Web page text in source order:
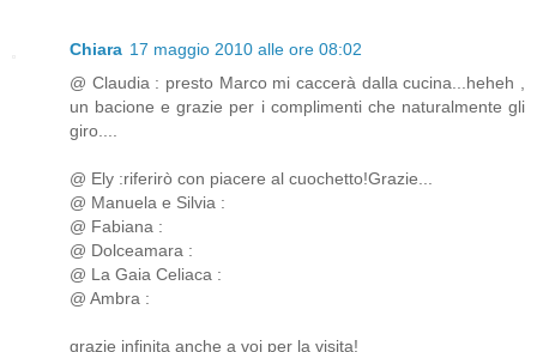
Chiara 17 maggio 2010 alle ore 08:02
@ Claudia : presto Marco mi caccerà dalla cucina...heheh ,
un bacione e grazie per i complimenti che naturalmente gli
giro....
@ Ely :riferirò con piacere al cuochetto!Grazie...
@ Manuela e Silvia :
@ Fabiana :
@ Dolceamara :
@ La Gaia Celiaca :
@ Ambra :
grazie infinita anche a voi per la visita!